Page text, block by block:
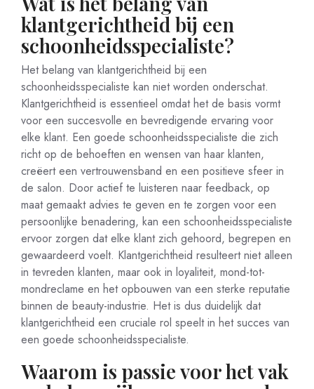
klantgerichtheid bij een
schoonheidsspecialiste?
Het belang van klantgerichtheid bij een
schoonheidsspecialiste kan niet worden onderschat.
Klantgerichtheid is essentieel omdat het de basis vormt
voor een succesvolle en bevredigende ervaring voor
elke klant. Een goede schoonheidsspecialiste die zich
richt op de behoeften en wensen van haar klanten,
creëert een vertrouwensband en een positieve sfeer in
de salon. Door actief te luisteren naar feedback, op
maat gemaakt advies te geven en te zorgen voor een
persoonlijke benadering, kan een schoonheidsspecialiste
ervoor zorgen dat elke klant zich gehoord, begrepen en
gewaardeerd voelt. Klantgerichtheid resulteert niet alleen
in tevreden klanten, maar ook in loyaliteit, mond-tot-
mondreclame en het opbouwen van een sterke reputatie
binnen de beauty-industrie. Het is dus duidelijk dat
klantgerichtheid een cruciale rol speelt in het succes van
een goede schoonheidsspecialiste.
Waarom is passie voor het vak